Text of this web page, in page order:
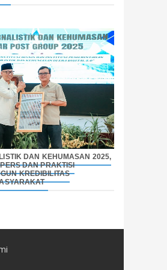
DAN KEHUMASAN 2025,
DAN PRAKTISI
KREDIBILITAS